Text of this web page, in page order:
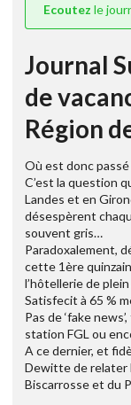
Ecoutez le
Journal
de
Région
Où est donc passé
C’est la question
Landes et en
désespèrent
souvent gris…
Paradoxalement,
cette 1ère
l’hôtellerie de
Satisfecit à 65 %
Pas de ‘fake
station FGL ou
A ce dernier, et
Dewitte de relater
Biscarrosse et du